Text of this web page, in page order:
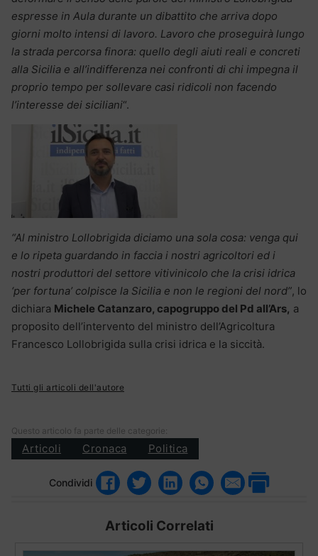
espresse in Aula durante un dibattito che arriva dopo
giorni molto intensi di lavoro. Lavoro che proseguirà lungo
la strada percorsa finora: quello degli aiuti reali e concreti
alla Sicilia e all’indifferenza nei confronti di chi impegna il
proprio tempo per sollevare casi ridicoli non facendo
l’interesse dei siciliani“.
“Al ministro Lollobrigida diciamo una sola cosa: venga qui
e lo ripeta guardando in faccia i nostri agricoltori ed i
nostri produttori del settore vitivinicolo che la crisi idrica
‘per fortuna’ colpisce la Sicilia e non le regioni del nord”, lo
dichiara Michele Catanzaro, capogruppo del Pd all’Ars, a
proposito dell’intervento del ministro dell’Agricoltura
Francesco Lollobrigida sulla crisi idrica e la siccità.
Tutti gli articoli dell'autore
Questo articolo fa parte delle categorie:
Articoli Cronaca Politica
Condividi
Articoli Correlati